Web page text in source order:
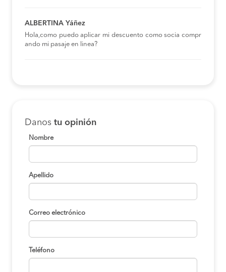
ALBERTINA Yáñez
Hola,como puedo aplicar mi descuento como socia compr
ando mi pasaje en linea?
Danos tu opinión
Nombre
Apellido
Correo electrónico
Teléfono